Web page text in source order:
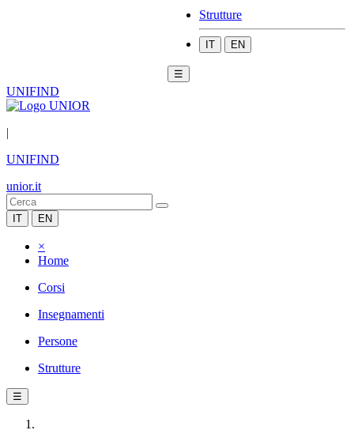
Strutture
IT EN
☰
UNIFIND
|
UNIFIND
unior.it
IT EN
×
Home
Corsi
Insegnamenti
Persone
Strutture
☰